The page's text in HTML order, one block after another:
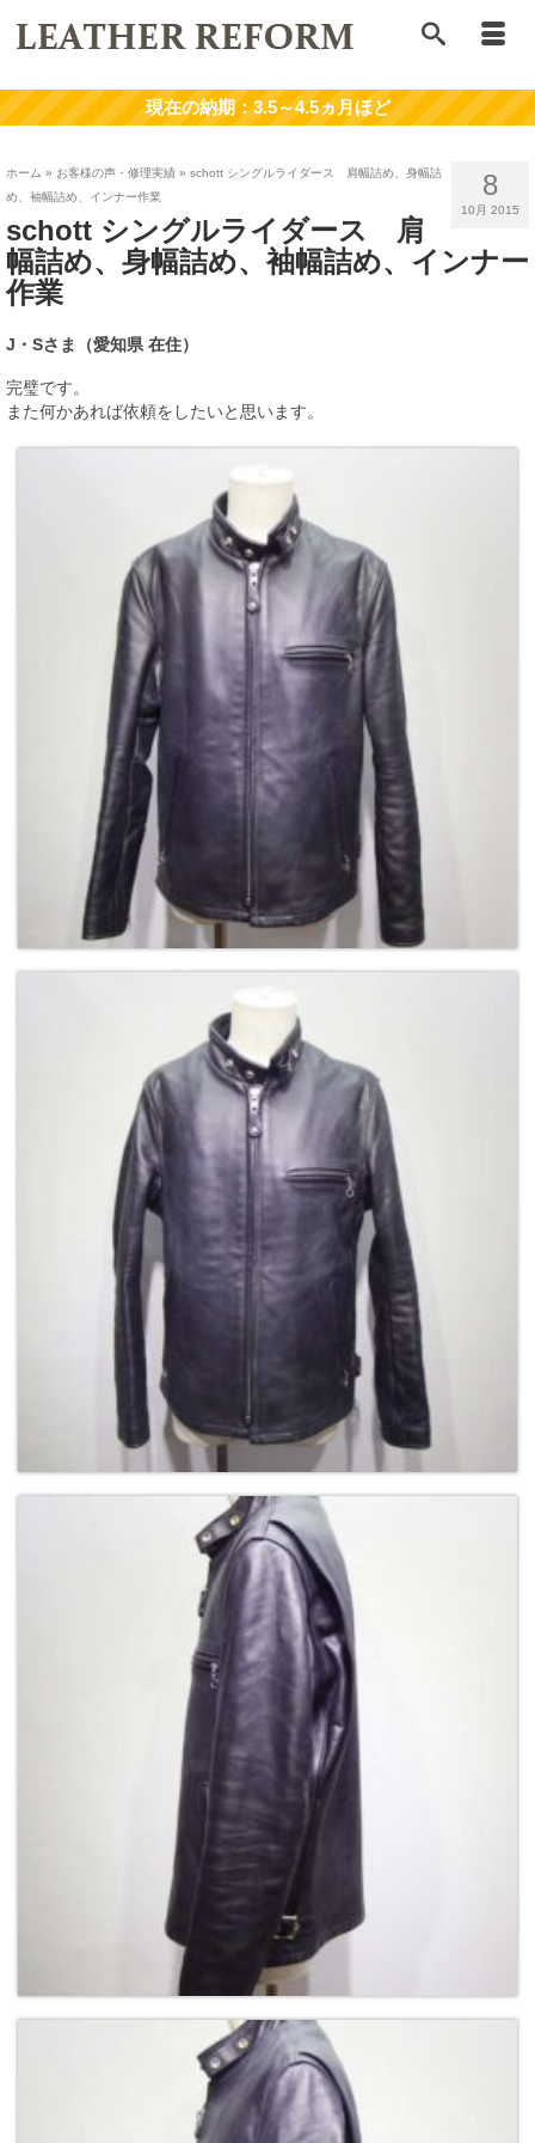
8
10月 2015
ホーム » お客様の声・修理実績 » schott シングルライダース 肩幅詰め、身幅詰
め、袖幅詰め、インナー作業
schott シングルライダース 肩
幅詰め、身幅詰め、袖幅詰め、インナー
作業
J・Sさま（愛知県 在住）
完璧です。
また何かあれば依頼をしたいと思います。